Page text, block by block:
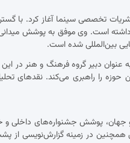
را از سال ۱۳۹۲ با نقد فیلم برای نشریات تخصصی
داشته است. وی موفق به پوشش
بین‌المللی شده است.
و به عنوان دبیر گروه فرهنگ و هنر
حوزه را راهبری می‌کند. نقدهای
پوشش جشنواره‌های داخلی و
در زمینه گزارش‌نویسی